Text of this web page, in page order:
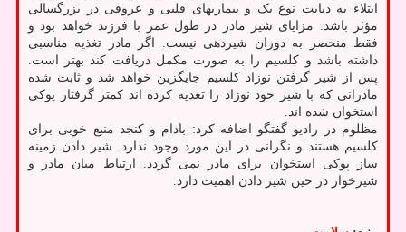
ابتلاء به دیابت نوع یک و بیماریهای قلبی و عروقی در بزرگسالی
مؤثر باشد. مزایای شیر مادر در طول عمر با فرزند خواهد بود و
فقط منحصر به دوران شیردهی نیست. اگر مادر تغذیه مناسبی
داشته باشد و کلسیم را به صورت مکمل دریافت کند بهتر است.
پس از شیر گرفتن نوزاد کلسیم جایگزین خواهد شد و ثابت شده
مادرانی که با شیر خود نوزاد را تغذیه کرده اند کمتر گرفتار پوکی
استخوان شده اند.
مظلوم در رادیو گفتگو اضافه کرد: بادام و کنجد منبع خوبی برای
کلسیم هستند و نگرانی در این مورد وجود ندارد. شیر دادن زمینه
ساز پوکی استخوان برای مادر نمی گردد. ارتباط میان مادر و
شیرخوار در حین شیر دادن اهمیت دارد.